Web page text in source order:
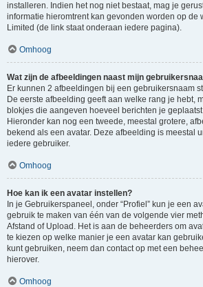
installeren. Indien het nog niet bestaat, mag je
informatie hieromtrent kan gevonden worden op de
Limited (de link staat onderaan iedere pagina).
Omhoog
Wat zijn de afbeeldingen naast mijn
Er kunnen 2 afbeeldingen bij een gebruikersnaam
De eerste afbeelding geeft aan welke rang je hebt,
blokjes die aangeven hoeveel berichten je
Hieronder kan nog een tweede, meestal grotere,
bekend als een avatar. Deze afbeelding is meestal
iedere gebruiker.
Omhoog
Hoe kan ik een avatar instellen?
In je Gebruikerspaneel, onder “Profiel” kun je een
gebruik te maken van één van de volgende vier
Afstand of Upload. Het is aan de beheerders om
te kiezen op welke manier je een avatar kan
kunt gebruiken, neem dan contact op met een
hierover.
Omhoog